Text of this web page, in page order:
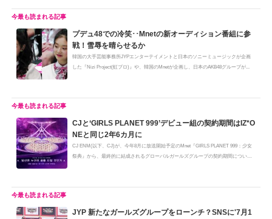
プデュ48での冷笑･･Mnetの新オーディション番組に参
戦！雪辱を晴らせるか
韓国の大手芸能事務所JYPエンターテイメントと日本のソニーミュージックが企画
した『Nizi Project(虹プロ)』や、韓国のMnetが企画し、日本のAKB48グループが...
CJと‘GIRLS PLANET 999’デビュー組の契約期間はIZ*O
NEと同じ2年6カ月に
CJ ENM(以下、CJ)が、今年8月に放送開始予定のMnet『GIRLS PLANET 999：少女
祭典』から、最終的に結成されるグローバルガールズグループの契約期間について
JYP 新たなガールズグループをローンチ？SNSに'7月1